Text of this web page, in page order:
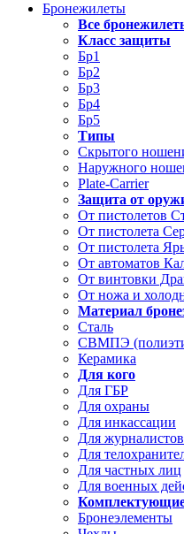
Бронежилеты
Все
Класс защиты
Бр1
Бр2
Бр3
Бр4
Бр5
Типы
Скрытого
Наружного
Plate-Carrier
Защита от
От пистолетов
От пистолета
От пистолета
От автоматов
От винтовки
От ножа и
Материал
Сталь
СВМПЭ
Керамика
Для кого
Для ГБР
Для охраны
Для инкассации
Для журналистов
Для
Для частных лиц
Для военных
Бронеэлементы